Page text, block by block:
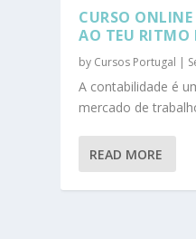
CURSO
AO TEU RITMO
by Cursos Portugal |
A contabilidade é
mercado de
READ MORE